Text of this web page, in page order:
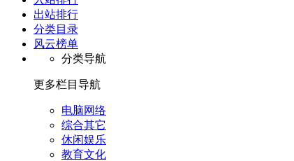
出站排行
分类目录
风云榜单
分类导航
更多栏目导航
电脑网络
综合其它
休闲娱乐
教育文化